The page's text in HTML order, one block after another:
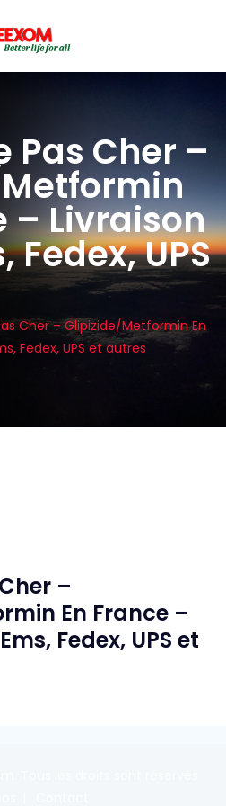
Pas Cher –
– Livraison
Fedex, UPS
Cher – Glipizide/Metformin En
Fedex, UPS et autres
–
En France –
Fedex, UPS et